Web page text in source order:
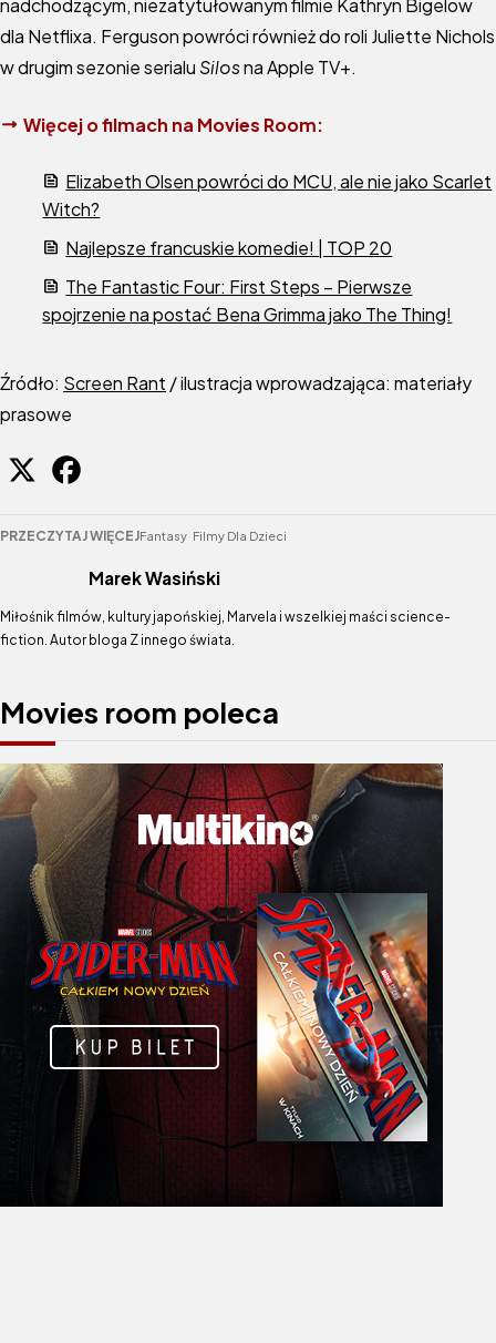
dla Netflixa. Ferguson powróci również do roli Juliette Nichols
w drugim sezonie serialu Silosna Apple TV+.
Więcej o filmach na Movies Room:
Elizabeth Olsen powróci do MCU, ale nie jako Scarlet
Witch?
Najlepsze francuskie komedie! | TOP 20
The Fantastic Four: First Steps – Pierwsze
spojrzenie na postać Bena Grimma jako The Thing!
Źródło: Screen Rant / ilustracja wprowadzająca: materiały
prasowe
PRZECZYTAJ WIĘCEJFantasy Filmy Dla Dzieci
Marek Wasiński
Miłośnik filmów, kultury japońskiej, Marvela i wszelkiej maści science-
fiction. Autor bloga Z innego świata.
Movies room poleca